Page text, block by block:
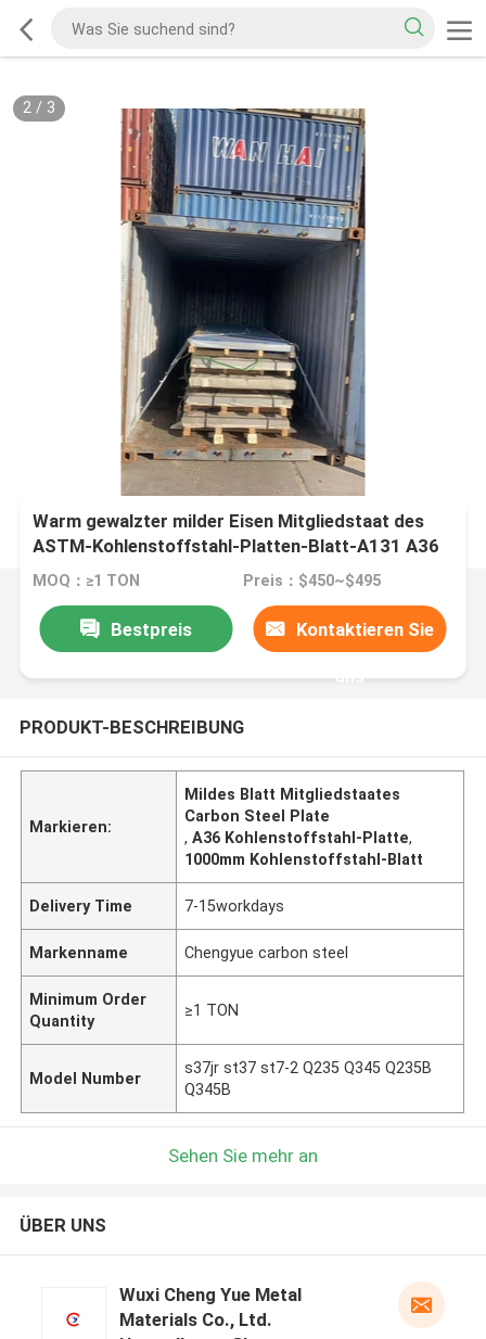
2/ 3
Warm gewalzter milder Eisen Mitgliedstaat des
ASTM-Kohlenstoffstahl-Platten-Blatt-A131 A36
S235 S335 St52
MOQ：≥1 TON Preis：$450~$495
Bestpreis Kontaktieren Sie
uns
PRODUKT-BESCHREIBUNG
Markieren:
Mildes Blatt Mitgliedstaates
Carbon Steel Plate
,A36 Kohlenstoffstahl-Platte,
1000mm Kohlenstoffstahl-Blatt
Delivery Time 7-15workdays
Markenname Chengyue carbon steel
Minimum Order
Quantity
≥1 TON
Model Number
s37jr st37 st7-2 Q235 Q345 Q235B
Q345B
Sehen Sie mehr an
ÜBER UNS
Wuxi Cheng Yue Metal
Materials Co., Ltd.